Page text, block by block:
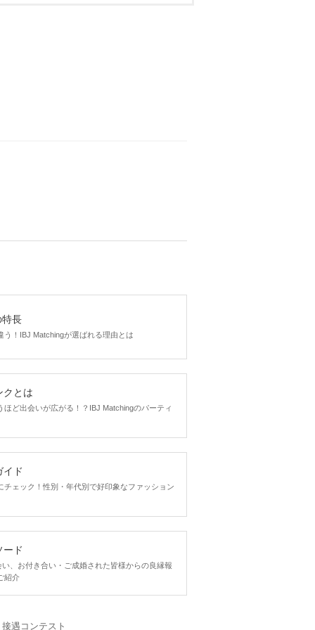
長
う！IBJ Matchingが選ばれる理由とは
クとは
ほど出会いが広がる！？IBJ Matchingのパーティ
イド
チェック！性別・年代別で好印象なファッション
ード
、お付き合い・ご成婚された皆様からの良縁報
紹介
遇コンテスト